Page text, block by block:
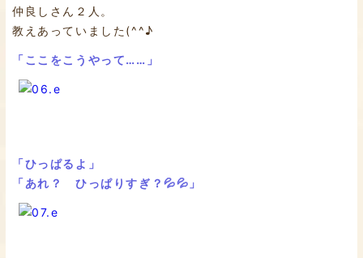
仲良しさん２人。
教えあっていました(^^♪
「ここをこうやって……」
「ひっぱるよ」
「あれ？ ひっぱりすぎ？💦💦」